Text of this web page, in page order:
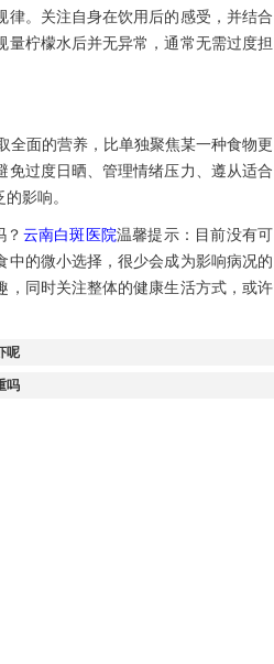
。关注自身在饮用后的感受，并结合
柠檬水后并无异常，通常无需过度担
面的营养，比单独聚焦某一种食物更
免过度日晒、管理情绪压力、遵从适合
影响。
云南白斑医院温馨提示：目前没有可
的微小选择，很少会成为影响病况的
，同时关注整体的健康生活方式，或许
呢
吗